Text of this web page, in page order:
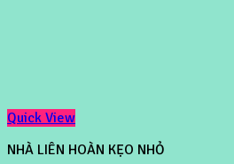
Quick View
NHÀ LIÊN HOÀN KẸO NHỎ